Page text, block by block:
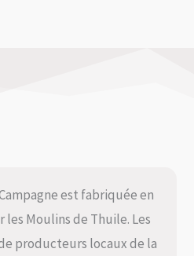
est fabriquée en
les Moulins de Thuile. Les
producteurs locaux de la